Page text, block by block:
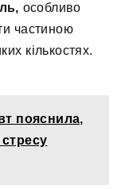
особливо
частиною
кількостях.
пояснила,